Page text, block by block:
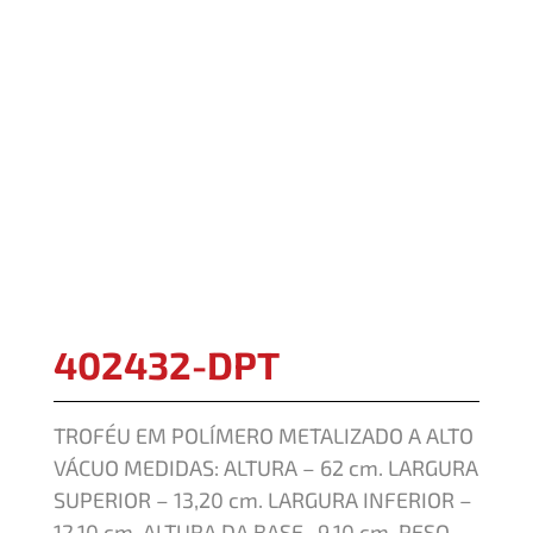
402432-DPT
TROFÉU EM POLÍMERO METALIZADO A ALTO
VÁCUO MEDIDAS: ALTURA – 62 cm. LARGURA
SUPERIOR – 13,20 cm. LARGURA INFERIOR –